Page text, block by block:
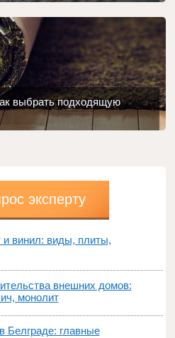
выбрать подходящую
эксперту
винил: виды, плиты,
внешних домов:
монолит
Белграде: главные